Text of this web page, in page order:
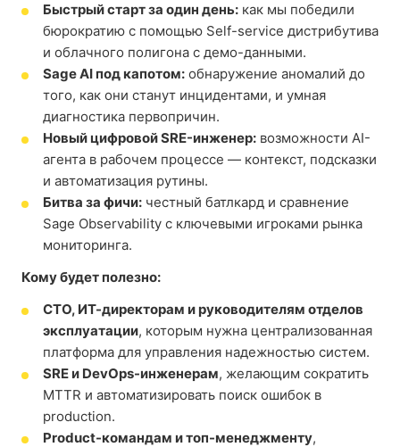
Быстрый старт за один день: как мы победили
бюрократию с помощью Self-service дистрибутива
и облачного полигона с демо-данными.
Sage AI под капотом: обнаружение аномалий до
того, как они станут инцидентами, и умная
диагностика первопричин.
Новый цифровой SRE-инженер: возможности AI-
агента в рабочем процессе — контекст, подсказки
и автоматизация рутины.
Битва за фичи: честный батлкард и сравнение
Sage Observability с ключевыми игроками рынка
мониторинга.
Кому будет полезно:
CTO, ИТ-директорам и руководителям отделов
эксплуатации, которым нужна централизованная
платформа для управления надежностью систем.
SRE и DevOps-инженерам, желающим сократить
MTTR и автоматизировать поиск ошибок в
production.
Product-командам и топ-менеджменту,